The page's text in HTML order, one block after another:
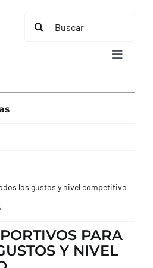
Buscar:
Toggle
los gustos y nivel competitivo
PARA
Y NIVEL